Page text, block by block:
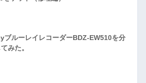
ブルーレイレコーダーBDZ-EW510を分
みた。